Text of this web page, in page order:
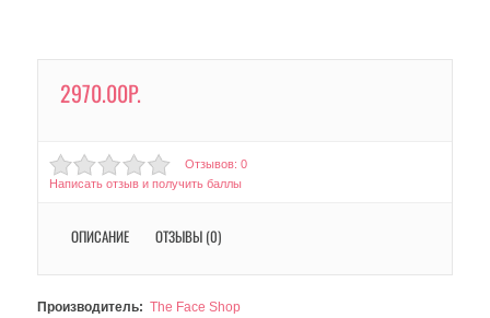
2970.00Р.
Отзывов: 0
Написать отзыв и получить баллы
ОПИСАНИЕ ОТЗЫВЫ (0)
Производитель: The Face Shop